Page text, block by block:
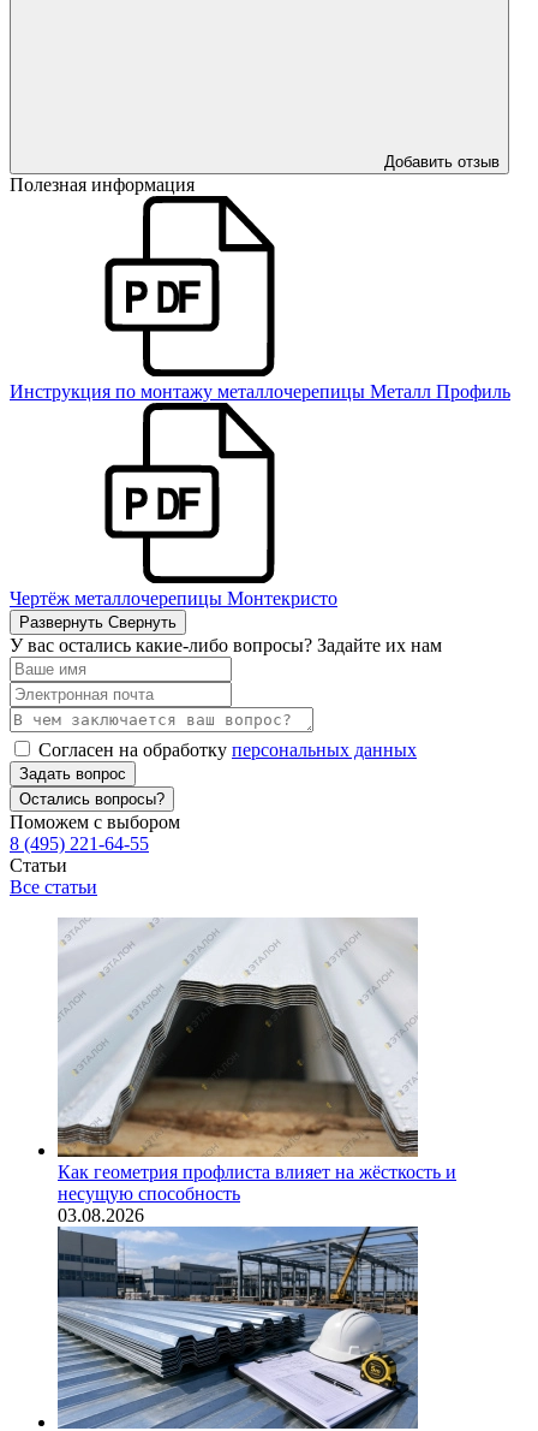
Добавить отзыв
Полезная информация
Инструкция по монтажу металлочерепицы Металл Профиль
Чертёж металлочерепицы Монтекристо
Развернуть Свернуть
У вас остались какие-либо вопросы? Задайте их нам
Согласен на обработку персональных данных
Задать вопрос
Остались вопросы?
Поможем с выбором
8 (495) 221-64-55
Статьи
Все статьи
Как геометрия профлиста влияет на жёсткость и
несущую способность
03.08.2026